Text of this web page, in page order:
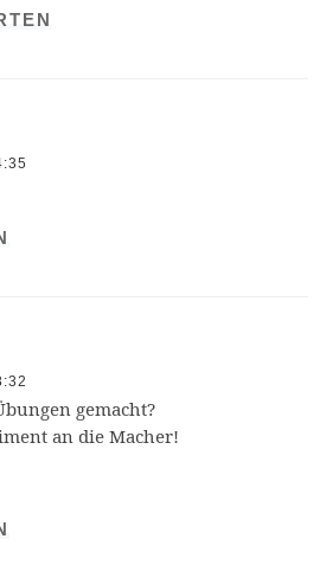
gemacht?
an die Macher!